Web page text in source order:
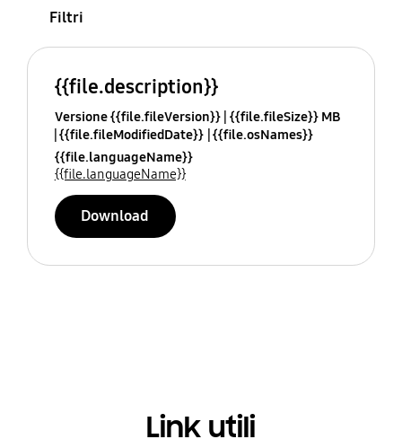
Filtri
{{file.description}}
Versione {{file.fileVersion}} {{file.fileSize}} MB
{{file.fileModifiedDate}} {{file.osNames}}
{{file.languageName}}
{{file.languageName}}
Download
Link utili